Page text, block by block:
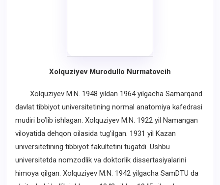
Xolquziyev Murodullo Nurmatovcih
Xolquziyev M.N. 1948 yildan 1964 yilgacha Samarqand
davlat tibbiyot universitetining normal anatomiya kafedrasi
mudiri bo’lib ishlagan. Xolquziyev M.N. 1922 yil Namangan
viloyatida dehqon oilasida tug’ilgan. 1931 yil Kazan
universitetining tibbiyot fakultetini tugatdi. Ushbu
universitetda nomzodlik va doktorlik dissertasiyalarini
himoya qilgan. Xolquziyev M.N. 1942 yilgacha SamDTU da